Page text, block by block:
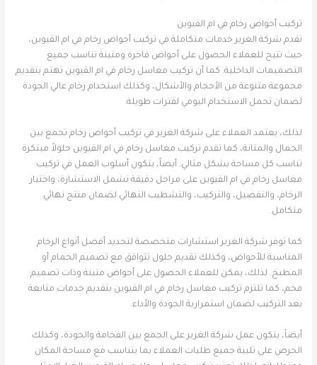
تركيب أحواض رخام في ام القيوين
تقدم شركة الغرير خدمات متكاملة في تركيب أحواض رخام في ام القيوين،
حيث تتيح للعملاء الحصول على أحواض فاخرة ومتينة تناسب جميع
التصميمات الداخلية. كما أن تركيب مغاسل رخام في ام القيوين تهتم بتقديم
مجموعة متنوعة من الأحجام والأشكال، وكذلك استخدام رخام عالي الجودة
لضمان تحمل الاستخدام اليومي لفترات طويلة.
لذلك، يعتمد العملاء على شركة الغرير في تركيب أحواض رخام تجمع بين
الجمال والمتانة، كما تقدم تركيب مغاسل رخام في ام القيوين حلولاً مبتكرة
تناسب كل مساحة بشكل مثالي. أيضاً، يتكون أسلوب العمل في تركيب
مغاسل رخام في ام القيوين على مراحل دقيقة تشمل الاستشارة، واختيار
الرخام، والتفصيل، والتركيب، والتشطيب النهائي لضمان منتج نهائي
متكامل.
كما توفر شركة الغرير استشارات متخصصة لتحديد أفضل أنواع الرخام
المناسبة للأحواض، وكذلك تقديم حلول تتوافق مع تصميم الحمام أو
المطبخ. لذلك، يمكن للعملاء الحصول على أحواض متينة وذات تصميم
فخم، كما تلتزم تركيب مغاسل رخام في ام القيوين بتقديم خدمات متابعة
بعد التركيب لضمان استمرارية الجودة والأداء.
أيضاً، يتكون عمل شركة الغرير على الجمع بين الفخامة والجودة، وكذلك
الحرص على تلبية جميع طلبات العملاء بما يتناسب مع مساحة المكان